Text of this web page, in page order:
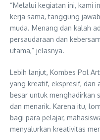
“Melalui kegiatan ini, kami
kerja sama, tanggung
muda. Menang dan kalah
persaudaraan dan
utama,” jelasnya.
Lebih lanjut, Kombes Pol
yang kreatif, ekspresif, dan
besar untuk menghadirkan
dan menarik. Karena itu,
bagi para pelajar,
menyalurkan kreativitas